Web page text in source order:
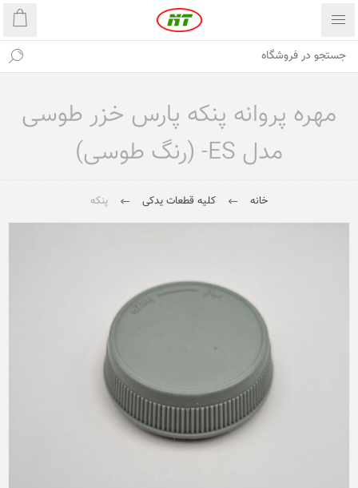
مهره پروانه پنکه پارس خزر طوسی
مدل ES- (رنگ طوسی)
خانه کلیه قطعات یدکی پنکه